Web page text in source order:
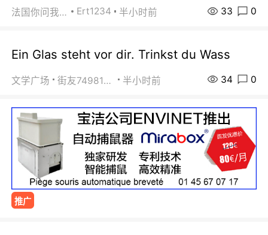
法国你问我答 Ert1234 半小时前 33 0
Ein Glas steht vor dir. Trinkst du Wass
文学广场 街友74981146 半小时前 34 0
推广